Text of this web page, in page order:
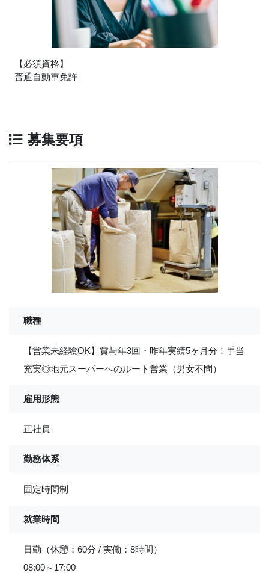
【必須資格】
普通自動車免許
募集要項
職種
【営業未経験OK】賞与年3回・昨年実績5ヶ月分！手当
充実◎地元スーパーへのルート営業（男女不問）
雇用形態
正社員
勤務体系
固定時間制
就業時間
日勤（休憩：60分 / 実働：8時間）
08:00～17:00